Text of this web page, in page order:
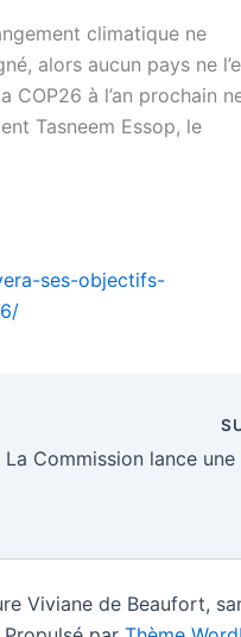
climatique ne
alors aucun pays ne
à l’an prochain
Tasneem Essop, le
ses-objectifs-
Viviane de Beaufort,